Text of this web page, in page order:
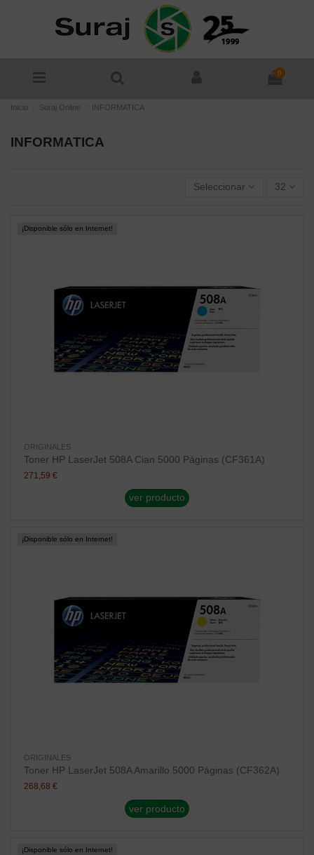
0
Inicio Suraj Online INFORMATICA
INFORMATICA
Seleccionar 32
¡Disponible sólo en Internet!
ORIGINALES
Toner HP LaserJet 508A Cian 5000 Páginas (CF361A)
271,59 €
ver producto
¡Disponible sólo en Internet!
ORIGINALES
Toner HP LaserJet 508A Amarillo 5000 Páginas (CF362A)
268,68 €
ver producto
¡Disponible sólo en Internet!